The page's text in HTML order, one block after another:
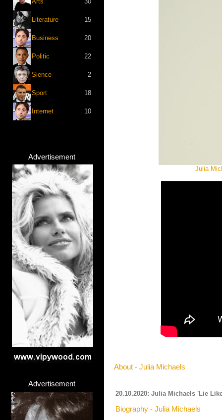
Literature 15
Business 20
Politic 22
Sience 2
Sport 18
Internet 10
Advertisement
Advertisement
Julia
About - Julia Michaels
20.10.2020: Julia Michaels 'Lie
Biography - Julia Michaels